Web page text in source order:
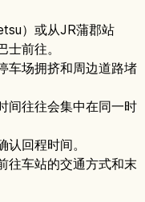
）或从JR蒲郡站
前往。
车场拥挤和周边道路堵
间往往会集中在同一时
回程时间。
往车站的交通方式和末